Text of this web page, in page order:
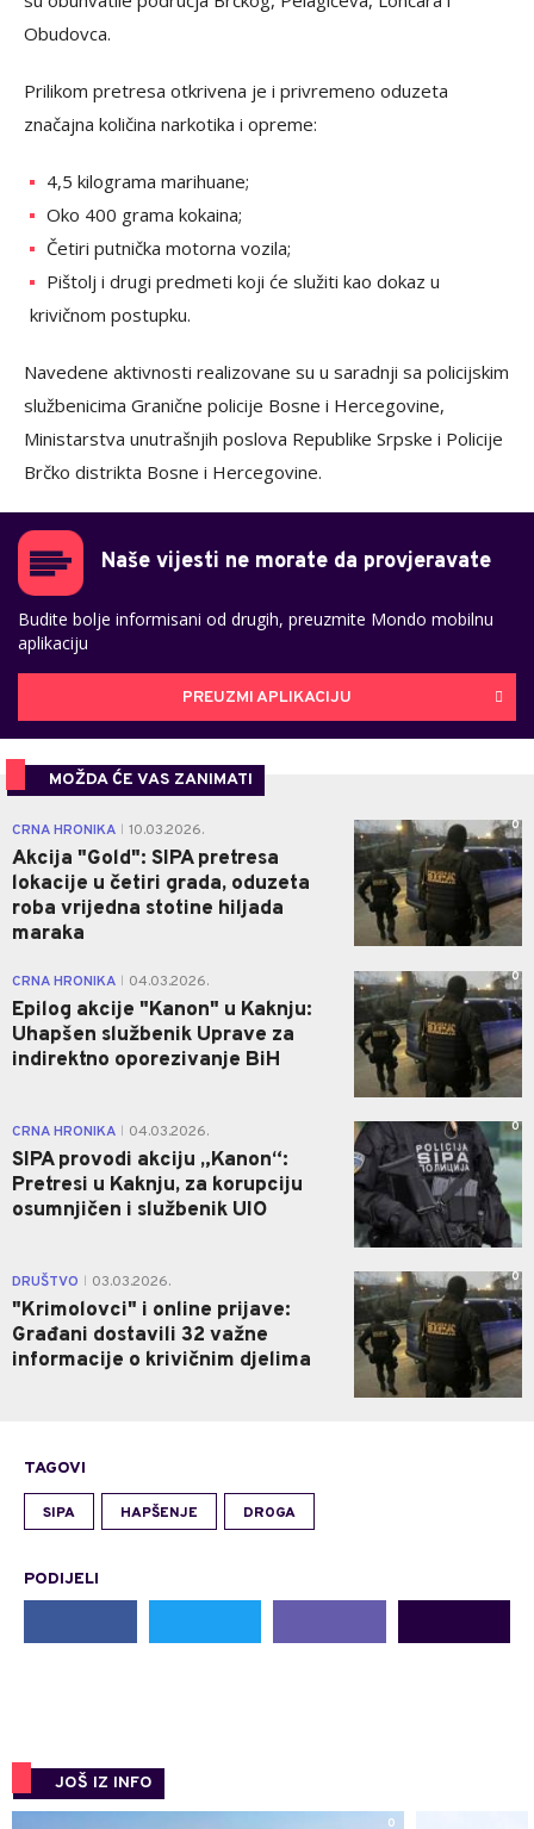
Obudovca.
Prilikom pretresa otkrivena je i privremeno oduzeta
značajna količina narkotika i opreme:
4,5 kilograma marihuane;
Oko 400 grama kokaina;
Četiri putnička motorna vozila;
Pištolj i drugi predmeti koji će služiti kao dokaz u
krivičnom postupku.
Navedene aktivnosti realizovane su u saradnji sa policijskim
službenicima Granične policije Bosne i Hercegovine,
Ministarstva unutrašnjih poslova Republike Srpske i Policije
Brčko distrikta Bosne i Hercegovine.
Naše vijesti ne morate da provjeravate
Budite bolje informisani od drugih, preuzmite Mondo mobilnu
aplikaciju
PREUZMI APLIKACIJU
MOŽDA ĆE VAS ZANIMATI
CRNA HRONIKA 10.03.2026.
Akcija "Gold": SIPA pretresa
lokacije u četiri grada, oduzeta
roba vrijedna stotine hiljada
maraka
0
CRNA HRONIKA 04.03.2026.
Epilog akcije "Kanon" u Kaknju:
Uhapšen službenik Uprave za
indirektno oporezivanje BiH
0
CRNA HRONIKA 04.03.2026.
SIPA provodi akciju „Kanon“:
Pretresi u Kaknju, za korupciju
osumnjičen i službenik UIO
0
DRUŠTVO 03.03.2026.
"Krimolovci" i online prijave:
Građani dostavili 32 važne
informacije o krivičnim djelima
0
TAGOVI
SIPA HAPŠENJE DROGA
PODIJELI
JOŠ IZ INFO
0